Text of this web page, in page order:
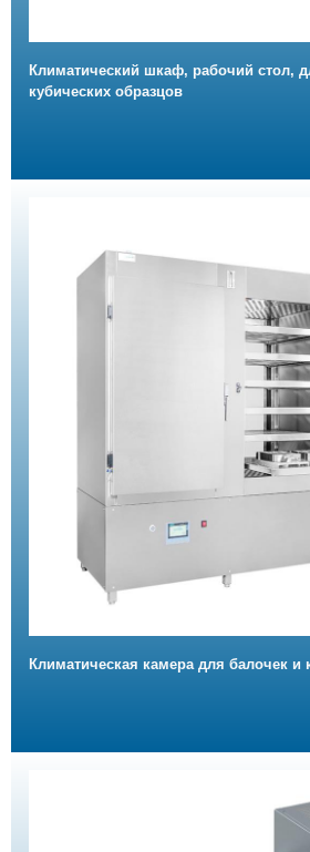
Климатический шкаф, рабочий стол,
кубических образцов
Климатическая камера для балочек и